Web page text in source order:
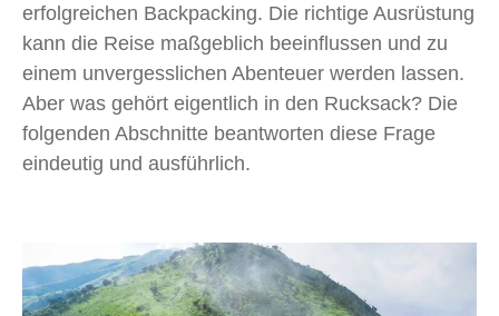
erfolgreichen Backpacking. Die richtige Ausrüstung
kann die Reise maßgeblich beeinflussen und zu
einem unvergesslichen Abenteuer werden lassen.
Aber was gehört eigentlich in den Rucksack? Die
folgenden Abschnitte beantworten diese Frage
eindeutig und ausführlich.